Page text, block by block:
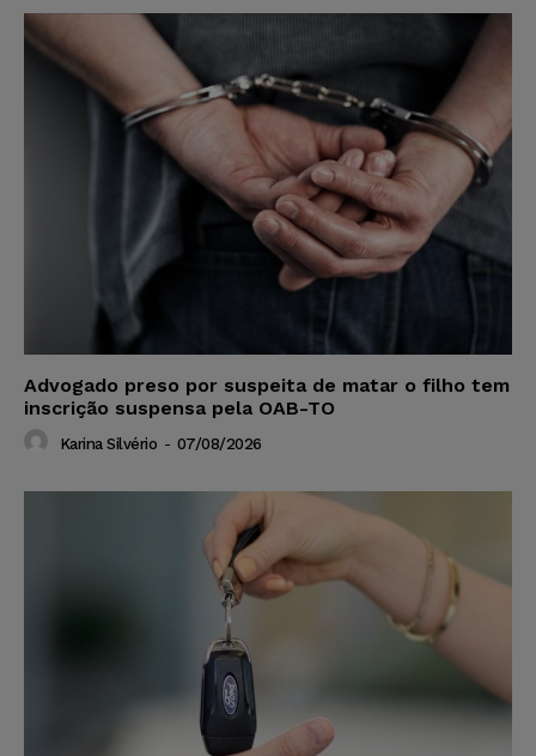
Advogado preso por suspeita de matar o filho tem
inscrição suspensa pela OAB-TO
Karina Silvério - 07/08/2026